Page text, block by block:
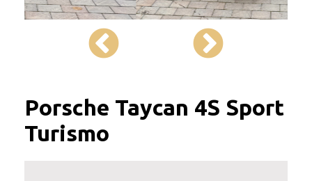
Porsche Taycan 4S Sport
Turismo